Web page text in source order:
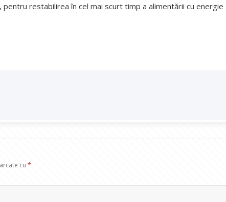
restabilirea în cel mai scurt timp a alimentării cu energie
cu*